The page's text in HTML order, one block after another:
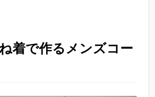
着で作るメンズコー